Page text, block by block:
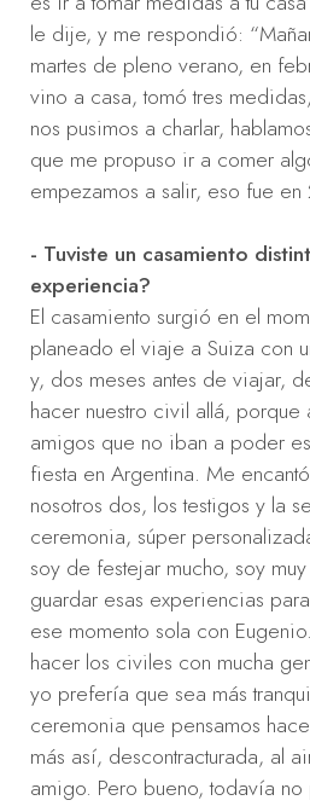
le dije, y me respondió:
martes de pleno verano, en
vino a casa, tomó tres
nos pusimos a charlar,
que me propuso ir a comer
empezamos a salir, eso fue en
- Tuviste un casamiento
experiencia?
El casamiento surgió en el
planeado el viaje a Suiza con
y, dos meses antes de viajar,
hacer nuestro civil allá, porque
amigos que no iban a poder
fiesta en Argentina. Me
nosotros dos, los testigos y la
ceremonia, súper
soy de festejar mucho, soy
guardar esas experiencias
ese momento sola con
hacer los civiles con mucha
yo prefería que sea más
ceremonia que pensamos
más así, descontracturada, al
amigo. Pero bueno, todavía